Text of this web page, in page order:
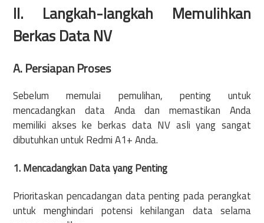
II. Langkah-langkah Memulihkan
Berkas Data NV
A. Persiapan Proses
Sebelum memulai pemulihan, penting untuk
mencadangkan data Anda dan memastikan Anda
memiliki akses ke berkas data NV asli yang sangat
dibutuhkan untuk Redmi A1+ Anda.
1. Mencadangkan Data yang Penting
Prioritaskan pencadangan data penting pada perangkat
untuk menghindari potensi kehilangan data selama